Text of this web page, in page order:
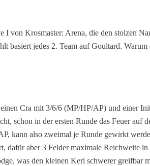
I von Krosmaster: Arena, die den stolzen
jedes 2. Team auf Goultard.
Cra mit 3/6/6 (MP/HP/AP) und einer
schon in der ersten Runde das Feuer
kann also zweimal je Runde gewirkt
aber 3 Felder maximale Reichweite
was den kleinen Kerl schwerer greifbar